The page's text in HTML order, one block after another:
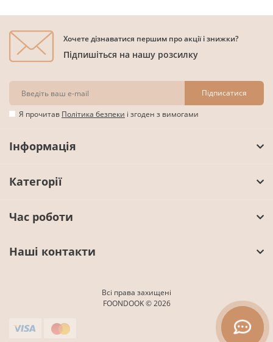
Хочете дізнаватися першим про акції і знижки?
Підпишіться на нашу розсилку
Підписатися
Я прочитав Політика безпеки і згоден з вимогами
Інформація
Категорії
Час роботи
Наші контакти
Всі права захищені
FOONDOOK © 2026